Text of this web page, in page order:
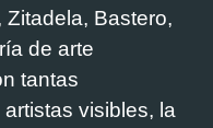
Bastero,
de arte
tantas
visibles, la